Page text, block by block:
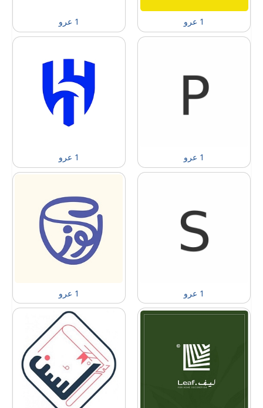
1 عرو 1 عرو
1 عرو 1 عرو
1 عرو 1 عرو